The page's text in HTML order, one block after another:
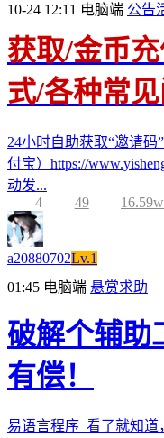
10-24 12:11 电脑端 公告
获取/金币
式/各种常
24小时自助获取“邀请
付宝）https://
动发...
4
49 16.59w
a20880702Lv.1
01:45 电脑端 悬赏求助
破解个辅助
有偿！
易语言程序 看了就知道